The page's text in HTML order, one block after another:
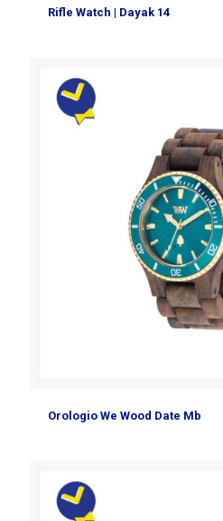
Rifle Watch | Dayak 14
Orologio We Wood Date Mb